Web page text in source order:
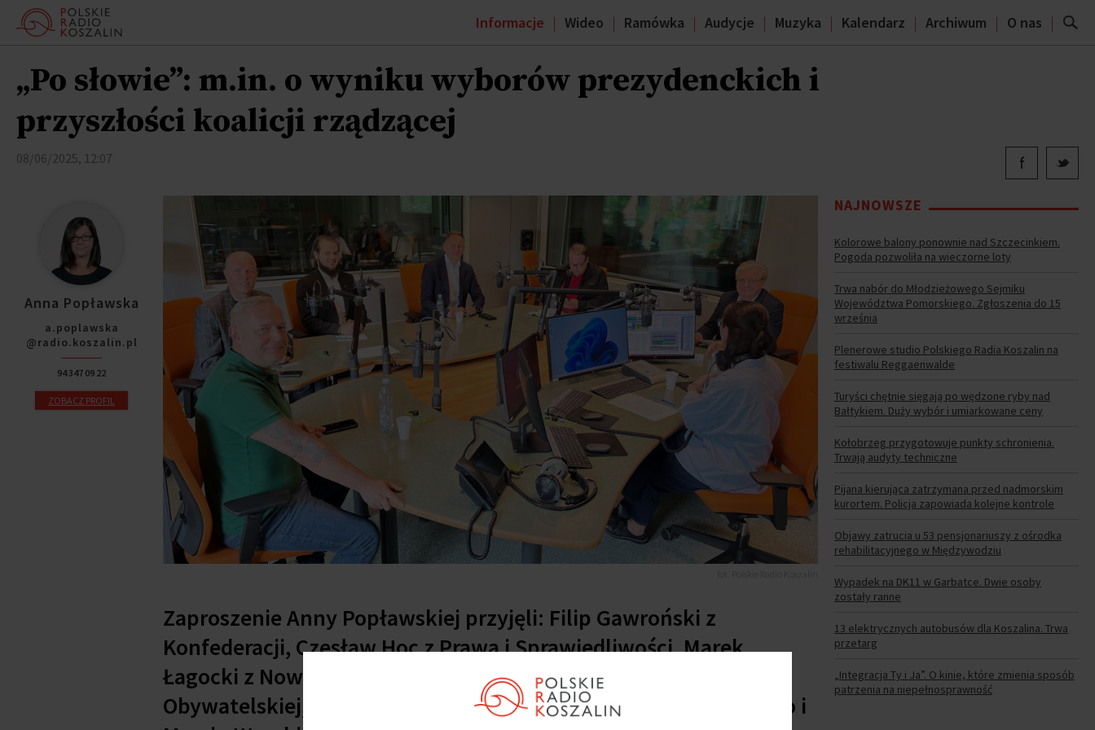
Informacje Wideo Ramówka Audycje Muzyka Kalendarz Archiwum O nas
„Po słowie”: m.in. o wyniku wyborów prezydenckich i
przyszłości koalicji rządzącej
08/06/2025, 12:07
Anna Popławska
a.poplawska
@radio.koszalin.pl
94 347 09 22
ZOBACZ PROFIL
Zaproszenie Anny Popławskiej przyjęli: Filip Gawroński z
Konfederacji, Czesław Hoc z Prawa i Sprawiedliwości, Marek
Łagocki z Nowej Lewicy, Bartosz Malinowski z Koalicji
Obywatelskiej, Rafał Rosiński z Polskiego Stronnictwa Ludowego i
NAJNOWSZE
Kolorowe balony ponownie nad Szczecinkiem.
Pogoda pozwoliła na wieczorne loty
Trwa nabór do Młodzieżowego Sejmiku
Województwa Pomorskiego. Zgłoszenia do 15
września
Plenerowe studio Polskiego Radia Koszalin na
festiwalu Reggaenwalde
Turyści chętnie sięgają po wędzone ryby nad
Bałtykiem. Duży wybór i umiarkowane ceny
Kołobrzeg przygotowuje punkty schronienia.
Trwają audyty techniczne
Pijana kierująca zatrzymana przed nadmorskim
kurortem. Policja zapowiada kolejne kontrole
Objawy zatrucia u 53 pensjonariuszy z ośrodka
rehabilitacyjnego w Międzywodziu
Wypadek na DK11 w Garbatce. Dwie osoby
zostały ranne
13 elektrycznych autobusów dla Koszalina. Trwa
przetarg
„Integracja Ty i Ja”. O kinie, które zmienia sposób
patrzenia na niepełnosprawność